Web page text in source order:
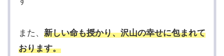
また、 新しい命も授かり、沢山の幸せに包まれて
おります。